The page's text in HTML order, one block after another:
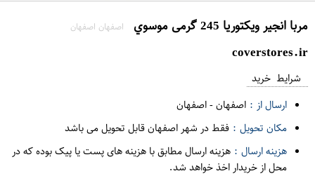
مربا انجیر ویکتوریا 245 گرمی موسوي اصفهان اصفهان
coverstores.ir
شرایط خرید
ارسال از : اصفهان-اصفهان
مکان تحویل : فقط در شهر اصفهان قابل تحویل می باشد
هزینه ارسال : هزینه ارسال مطابق با هزینه های پست یا پیک بوده که در
محل از خریدار اخذ خواهد شد.